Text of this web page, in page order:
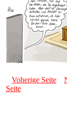
Voherige Seite
Seite